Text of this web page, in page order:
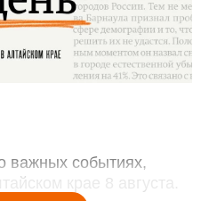
важных событиях,
крае 8 августа.